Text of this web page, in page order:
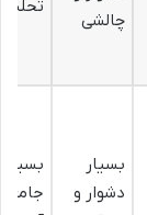
چالشی
بسیار
دشوار و
بسیار
جامع